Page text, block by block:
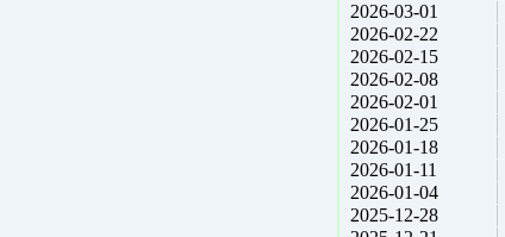
2026-03-01
2026-02-22
2026-02-15
2026-02-08
2026-02-01
2026-01-25
2026-01-18
2026-01-11
2026-01-04
2025-12-28